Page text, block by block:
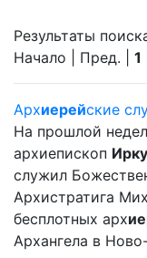
Результаты
Начало | Пред. | 1
Архиерейские
На прошлой
архиепископ
служил
Архистратига
бесплотных арх
Архангела в